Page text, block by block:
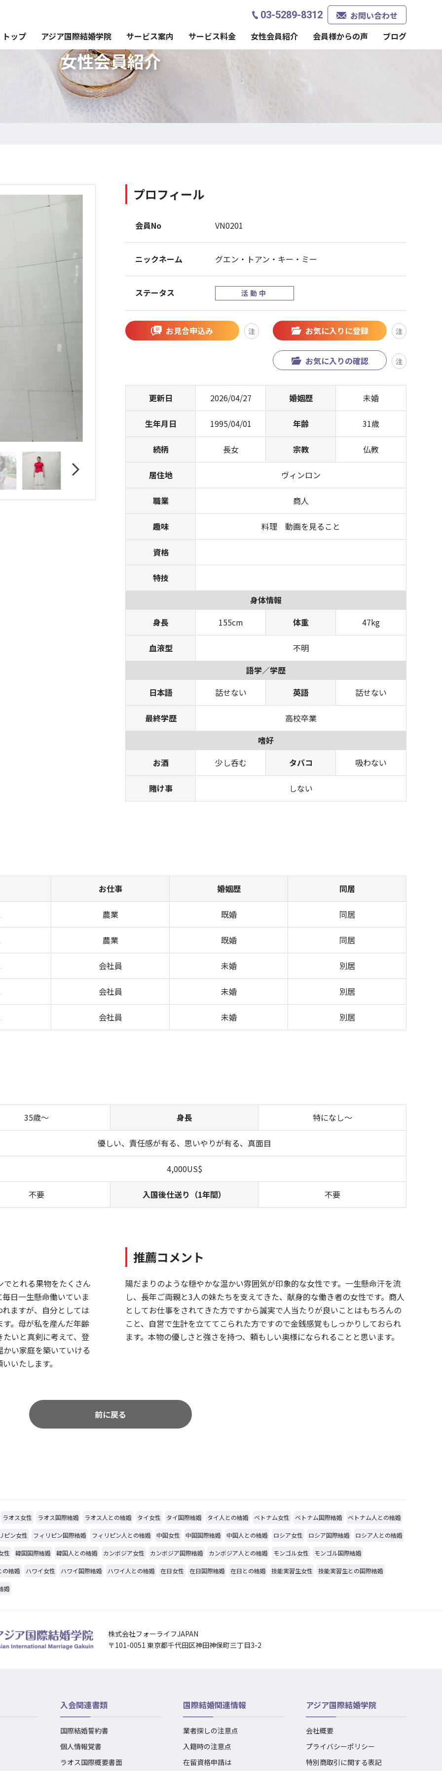
03-5289-8312
お問い合わせ
トップ
アジア国際結婚学院 サービス案内 サービス料金 女性会員紹介 会員様からの声 ブログ
女性会員紹介
プロフィール
会員No VN0201
ニックネーム グエン・トアン・キー・ミー
ステータス 活動中
お見合申込み 注 お気に入りに登録 注
お気に入りの確認 注
更新日 2026/04/27 婚姻歴 未婚
生年月日 1995/04/01 年齢 31歳
続柄 長女 宗教 仏教
居住地 ヴィンロン
職業 商人
趣味 料理 動画を見ること
資格
特技
身体情報
身長
155cm 体重 47kg
血液型
不明
語学／学歴
日本語
話せない 英語 話せない
最終学歴
高校卒業
嗜好
お酒
少し呑む タバコ 吸わない
賭け事 しない
お仕事 婚姻歴 同居
農業 既婚 同居
農業 既婚 同居
会社員 未婚 別居
会社員 未婚 別居
会社員 未婚 別居
35歳～ 身長 特になし～
優しい、責任感が有る、思いやりが有る、真面目
4,000US$
不要 入国後仕送り（1年間） 不要
とれる果物をたくさん
日一生懸命働いていま
ますが、自分としては
。母が私を産んだ年齢
いと真剣に考えて、登
い家庭を築いていける
いたします。
推薦コメント
陽だまりのような穏やかな温かい雰囲気が印象的な女性です。一生懸命汗を流
し、長年ご両親と3人の妹たちを支えてきた、献身的な働き者の女性です。商人
としてお仕事をされてきた方ですから誠実で人当たりが良いことはもちろんの
こと、自営で生計を立ててこられた方ですので金銭感覚もしっかりしておられ
ます。本物の優しさと強さを持つ、頼もしい奥様になられることと思います。
前に戻る
ラオス女性 ラオス国際結婚 ラオス人との結婚 タイ女性 タイ国際結婚 タイ人との結婚 ベトナム女性 ベトナム国際結婚 ベトナム人との結婚
ピン女性 フィリピン国際結婚 フィリピン人との結婚 中国女性 中国国際結婚 中国人との結婚 ロシア女性 ロシア国際結婚 ロシア人との結婚
性 韓国国際結婚 韓国人との結婚 カンボジア女性 カンボジア国際結婚 カンボジア人との結婚 モンゴル女性 モンゴル国際結婚
の結婚 ハワイ女性 ハワイ国際結婚 ハワイ人との結婚 在日女性 在日国際結婚 在日との結婚 技能実習生女性 技能実習生との国際結婚
婚
株式会社フォーライフJAPAN
〒101-0051 東京都千代田区神田神保町三丁目3-2
入会関連書類
国際結婚誓約書
個人情報覚書
ラオス国際概要書面
国際結婚関連情報
業者探しの注意点
入籍時の注意点
在留資格申請は
アジア国際結婚学院
会社概要
プライバシーポリシー
特別商取引に関する表記